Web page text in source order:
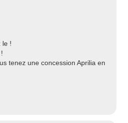
le !
tenez une concession Aprilia en